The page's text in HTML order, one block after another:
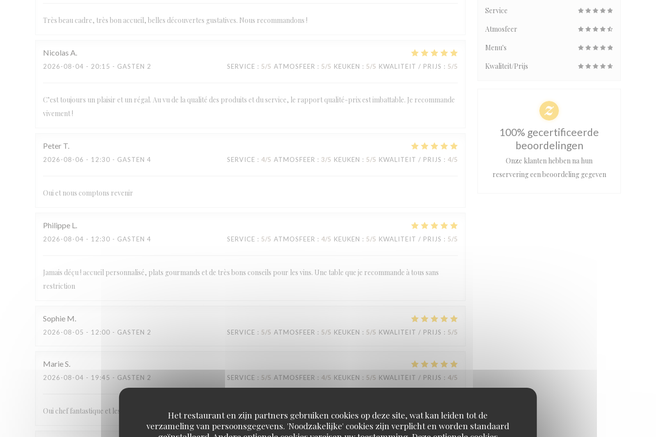
Het restaurant en zijn partners gebruiken cookies op deze site, wat kan leiden tot de
verzameling van persoonsgegevens. 'Noodzakelijke' cookies zijn verplicht en worden standaard
Très beau cadre, très bon accueil, belles découvertes gustatives. Nous recommandons !
Nicolas A
2026-08-04 - 20:15 - GASTEN 2 SERVICE : 5/5 ATMOSFEER : 5/5 KEUKEN : 5/5 KWALITEIT / PRIJS : 5/5
C’est toujours un plaisir et un régal. Au vu de la qualité des produits et du service, le rapport qualité-prix est imbattable. Je recommande
vivement !
Peter T
2026-08-06 - 12:30 - GASTEN 4 SERVICE : 4/5 ATMOSFEER : 3/5 KEUKEN : 5/5 KWALITEIT / PRIJS : 4/5
Oui et nous comptons revenir
Philippe L
2026-08-04 - 12:30 - GASTEN 4 SERVICE : 5/5 ATMOSFEER : 4/5 KEUKEN : 5/5 KWALITEIT / PRIJS : 5/5
Jamais déçu ! accueil personnalisé, plats gourmands et de très bons conseils pour les vins. Une table que je recommande à tous sans
restriction
Sophie M
2026-08-05 - 12:00 - GASTEN 2 SERVICE : 5/5 ATMOSFEER : 5/5 KEUKEN : 5/5 KWALITEIT / PRIJS : 5/5
MarieS
2026-08-04 - 19:45 - GASTEN 2 SERVICE : 5/5 ATMOSFEER : 4/5 KEUKEN : 5/5 KWALITEIT / PRIJS : 4/5
Oui chef fantastique et les serveurs très gentils
Service
Atmosfeer
Menu's
Kwaliteit/Prijs
100% gecertificeerde
beoordelingen
Onze klanten hebben na hun
reservering een beoordeling gegeven